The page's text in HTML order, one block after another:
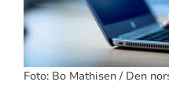
Foto: Bo Mathisen / Den